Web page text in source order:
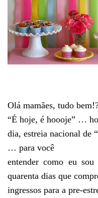
Olá mamães, tudo
“É hoje, é hoooje” …
dia, estreia nacional de
… para você
entender como eu
quarenta dias que
ingressos para a pre-